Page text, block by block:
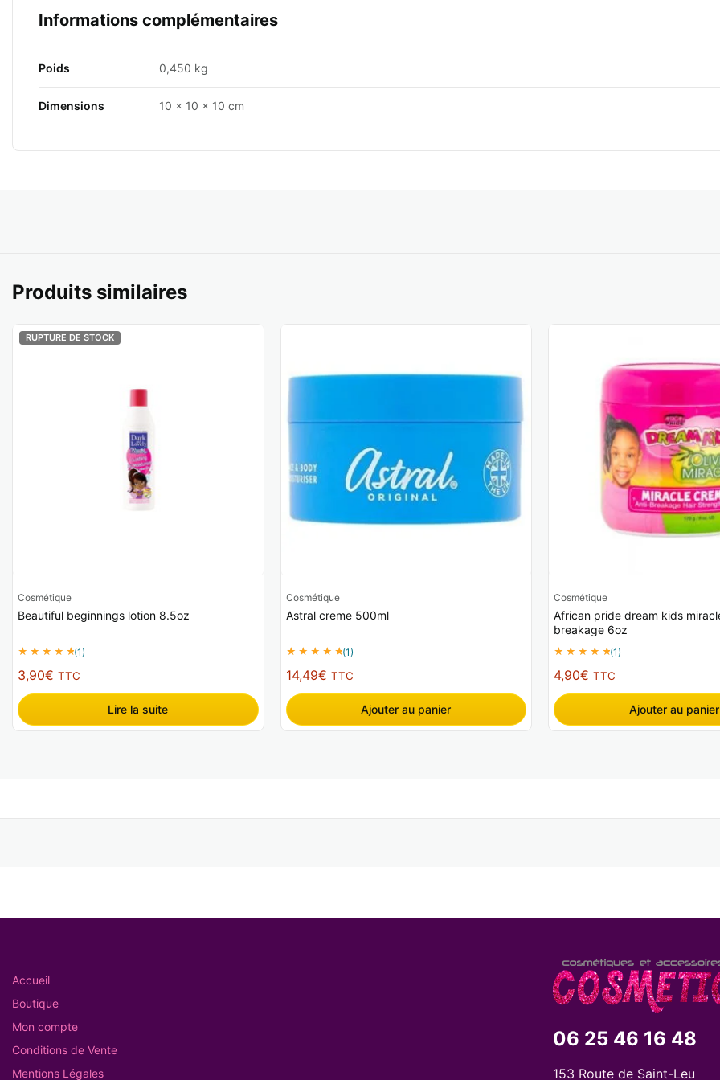
Informations complémentaires
Poids 0,450 kg
Dimensions 10 × 10 × 10 cm
Produits similaires
RUPTURE DE STOCK
Cosmétique
Beautiful beginnings lotion 8.5oz
(1)
3,90€ TTC
Lire la suite
Cosmétique
Astral creme 500ml
(1)
14,49€ TTC
Ajouter au panier
Cosmétique
African pride dream kids
breakage 6oz
(1)
4,90€ TTC
Ajouter au panier
Accueil
Boutique
Mon compte
Conditions de Vente
Mentions Légales
06 25 46 16 48
153 Route de Saint-Leu